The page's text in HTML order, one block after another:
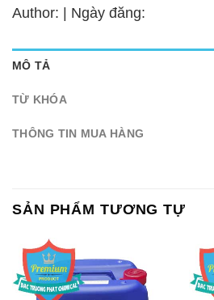
Author: | Ngày đăng:
MÔ TẢ
TỪ KHÓA
THÔNG TIN MUA HÀNG
SẢN PHẨM TƯƠNG TỰ